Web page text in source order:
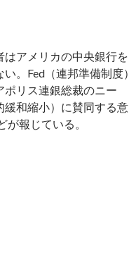
アメリカの中央銀行を
。Fed（連邦準備制度）
リス連銀総裁のニー
緩和縮小）に賛同する意
報じている。
リングを支持